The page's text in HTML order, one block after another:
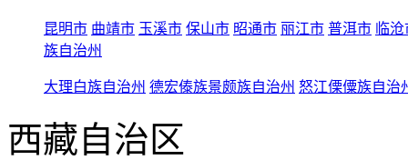
昆明市 曲靖市 玉溪市 保山市 昭通市 丽江市 普洱市 临
族自治州
大理白族自治州 德宏傣族景颇族自治州 怒江傈僳族自治
西藏自治区